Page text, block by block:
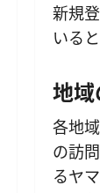
新規
いる
地
各地
の訪
るヤ